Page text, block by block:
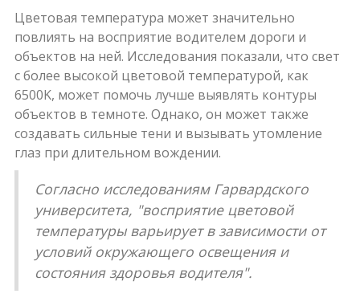
Цветовая температура может значительно
повлиять на восприятие водителем дороги и
объектов на ней. Исследования показали, что свет
с более высокой цветовой температурой, как
6500K, может помочь лучше выявлять контуры
объектов в темноте. Однако, он может также
создавать сильные тени и вызывать утомление
глаз при длительном вождении.
Согласно исследованиям Гарвардского
университета, "восприятие цветовой
температуры варьирует в зависимости от
условий окружающего освещения и
состояния здоровья водителя".